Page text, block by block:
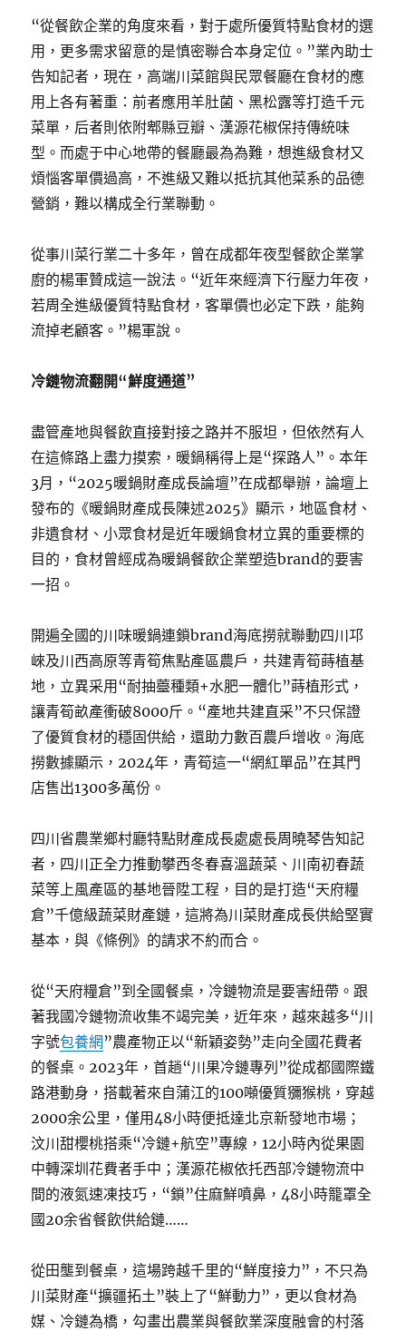
“從餐飲企業的角度來看，對于處所優質特點食材的選
用，更多需求留意的是慎密聯合本身定位。”業內助士
告知記者，現在，高端川菜館與民眾餐廳在食材的應
用上各有著重：前者應用羊肚菌、黑松露等打造千元
菜單，后者則依附郫縣豆瓣、漢源花椒保持傳統味
型。而處于中心地帶的餐廳最為為難，想進級食材又
煩惱客單價過高，不進級又難以抵抗其他菜系的品德
營銷，難以構成全行業聯動。
從事川菜行業二十多年，曾在成都年夜型餐飲企業掌
廚的楊軍贊成這一說法。“近年來經濟下行壓力年夜，
若周全進級優質特點食材，客單價也必定下跌，能夠
流掉老顧客。”楊軍說。
冷鏈物流翻開“鮮度通道”
盡管產地與餐飲直接對接之路并不服坦，但依然有人
在這條路上盡力摸索，暖鍋稱得上是“探路人”。本年
3月，“2025暖鍋財產成長論壇”在成都舉辦，論壇上
發布的《暖鍋財產成長陳述2025》顯示，地區食材、
非遺食材、小眾食材是近年暖鍋食材立異的重要標的
目的，食材曾經成為暖鍋餐飲企業塑造brand的要害
一招。
開遍全國的川味暖鍋連鎖brand海底撈就聯動四川邛
崍及川西高原等青筍焦點產區農戶，共建青筍蒔植基
地，立異采用“耐抽薹種類+水肥一體化”蒔植形式，
讓青筍畝產衝破8000斤。“產地共建直采”不只保證
了優質食材的穩固供給，還助力數百農戶增收。海底
撈數據顯示，2024年，青筍這一“網紅單品”在其門
店售出1300多萬份。
四川省農業鄉村廳特點財產成長處處長周曉琴告知記
者，四川正全力推動攀西冬春喜溫蔬菜、川南初春蔬
菜等上風產區的基地晉陞工程，目的是打造“天府糧
倉”千億級蔬菜財產鏈，這將為川菜財產成長供給堅實
基本，與《條例》的請求不約而合。
從“天府糧倉”到全國餐桌，冷鏈物流是要害紐帶。跟
著我國冷鏈物流收集不竭完美，近年來，越來越多“川
字號包養網 ”農產物正以“新穎姿勢”走向全國花費者
的餐桌。2023年，首趟“川果冷鏈專列”從成都國際鐵
路港動身，搭載著來自蒲江的100噸優質獼猴桃，穿越
2000余公里，僅用48小時便抵達北京新發地市場；
汶川甜櫻桃搭乘“冷鏈+航空”專線，12小時內從果園
中轉深圳花費者手中；漢源花椒依托西部冷鏈物流中
間的液氮速凍技巧，“鎖”住麻鮮噴鼻，48小時籠罩全
國20余省餐飲供給鏈……
從田壟到餐桌，這場跨越千里的“鮮度接力”，不只為
川菜財產“擴疆拓土”裝上了“鮮動力”，更以食材為
媒、冷鏈為橋，勾畫出農業與餐飲業深度融會的村落